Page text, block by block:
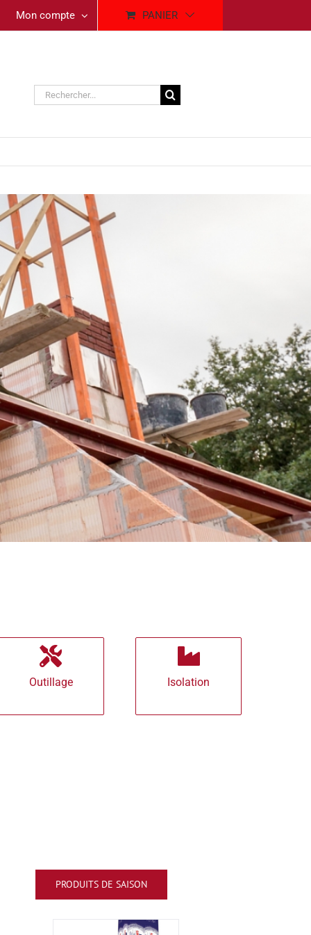
Mon compte PANIER
Rechercher:
Outillage Isolation
PRODUITS DE SAISON